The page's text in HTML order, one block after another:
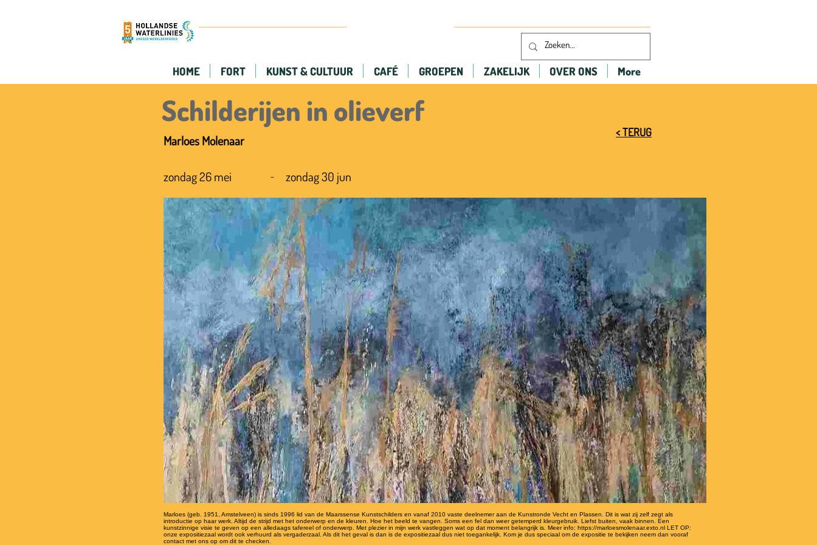
HOME FORT KUNST & CULTUUR CAFÉ GROEPEN ZAKELIJK OVER ONS More
Schilderijen in olieverf
Marloes Molenaar
< TERUG
zondag 26 mei - zondag 30 jun
Marloes (geb. 1951, Amstelveen) is sinds 1996 lid van de Maarssense Kunstschilders en vanaf 2010 vaste deelnemer aan de Kunstronde Vecht en Plassen. Dit is wat zij zelf zegt als
introductie op haar werk. Altijd de strijd met het onderwerp en de kleuren. Hoe het beeld te vangen. Soms een fel dan weer getemperd kleurgebruik. Liefst buiten, vaak binnen. Een
kunstzinnige visie te geven op een alledaags tafereel of onderwerp. Met plezier in mijn werk vastleggen wat op dat moment belangrijk is. Meer info: https://marloesmolenaar.exto.nl LET OP:
onze expositiezaal wordt ook verhuurd als vergaderzaal. Als dit het geval is dan is de expositiezaal dus niet toegankelijk. Kom je dus speciaal om de expositie te bekijken neem dan vooraf
contact met ons op om dit te checken.